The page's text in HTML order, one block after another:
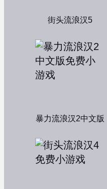
街头流浪汉5
暴力流浪汉2中文版